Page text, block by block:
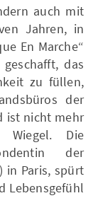
auch mit
Jahren, in
En Marche“
das
zu füllen,
der
ist nicht mehr
Wiegel. Die
der
in Paris, spürt
Lebensgefühl